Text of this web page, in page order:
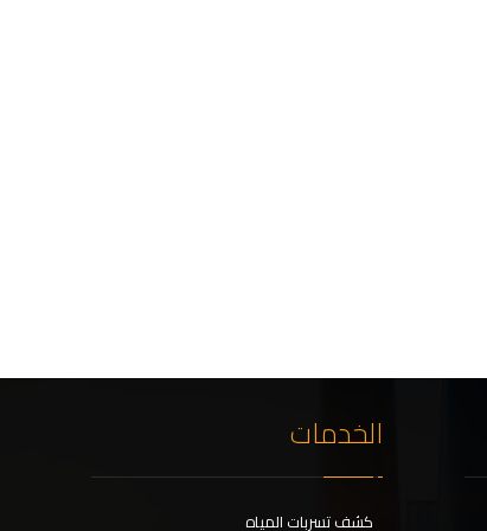
الخدمات
كشف تسربات المياه